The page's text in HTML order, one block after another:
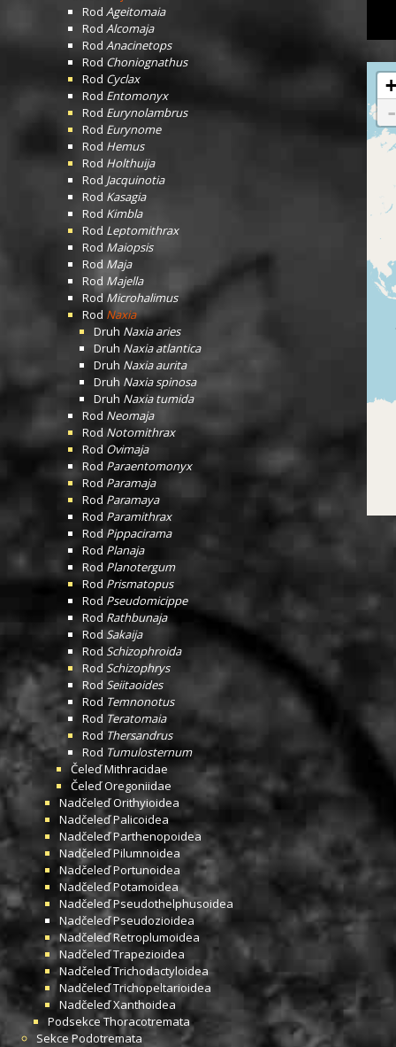
Rod Ageitomaia
Rod Alcomaja
Rod Anacinetops
Rod Choniognathus
Rod Cyclax
Rod Entomonyx
Rod Eurynolambrus
Rod Eurynome
Rod Hemus
Rod Holthuija
Rod Jacquinotia
Rod Kasagia
Rod Kimbla
Rod Leptomithrax
Rod Maiopsis
Rod Maja
Rod Majella
RodMicrohalimus
Rod Naxia
Druh Naxia aries
Druh Naxia atlantica
Druh Naxia aurita
Druh Naxia spinosa
Druh Naxia tumida
Rod Neomaja
Rod Notomithrax
Rod Ovimaja
Rod Paraentomonyx
Rod Paramaja
Rod Paramaya
Rod Paramithrax
Rod Pippacirama
Rod Planaja
Rod Planotergum
Rod Prismatopus
Rod Pseudomicippe
Rod Rathbunaja
Rod Sakaija
Rod Schizophroida
Rod Schizophrys
Rod Seiitaoides
Rod Temnonotus
Rod Teratomaia
Rod Thersandrus
Rod Tumulosternum
ČeleďMithracidae
ČeleďOregoniidae
NadčeleďOrithyioidea
NadčeleďPalicoidea
NadčeleďParthenopoidea
NadčeleďPilumnoidea
NadčeleďPortunoidea
NadčeleďPotamoidea
NadčeleďPseudothelphusoidea
NadčeleďPseudozioidea
NadčeleďRetroplumoidea
NadčeleďTrapezioidea
NadčeleďTrichodactyloidea
NadčeleďTrichopeltarioidea
NadčeleďXanthoidea
PodsekceThoracotremata
SekcePodotremata
+